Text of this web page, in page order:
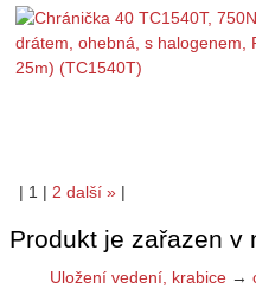
| 1 | 2 další » |
Produkt je zařazen
Uložení vedení, krabice →